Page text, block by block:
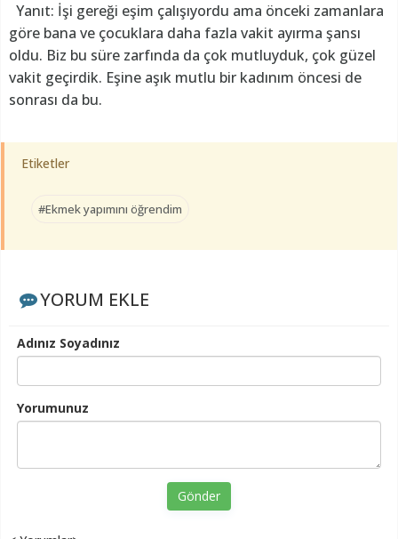
Yanıt: İşi gereği eşim çalışıyordu ama önceki zamanlara
göre bana ve çocuklara daha fazla vakit ayırma şansı
oldu. Biz bu süre zarfında da çok mutluyduk, çok güzel
vakit geçirdik. Eşine aşık mutlu bir kadınım öncesi de
sonrası da bu.
Etiketler
#Ekmek yapımını öğrendim
YORUM EKLE
Adınız Soyadınız
Yorumunuz
Gönder